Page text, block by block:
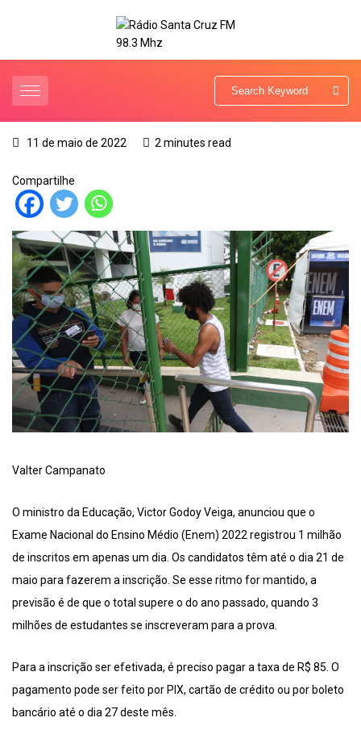
11 de maio de 2022 2 minutes read
Compartilhe
Valter Campanato
O ministro da Educação, Victor Godoy Veiga, anunciou que o
Exame Nacional do Ensino Médio (Enem) 2022 registrou 1 milhão
de inscritos em apenas um dia. Os candidatos têm até o dia 21 de
maio para fazerem a inscrição. Se esse ritmo for mantido, a
previsão é de que o total supere o do ano passado, quando 3
milhões de estudantes se inscreveram para a prova.
Para a inscrição ser efetivada, é preciso pagar a taxa de R$ 85. O
pagamento pode ser feito por PIX, cartão de crédito ou por boleto
bancário até o dia 27 deste mês.